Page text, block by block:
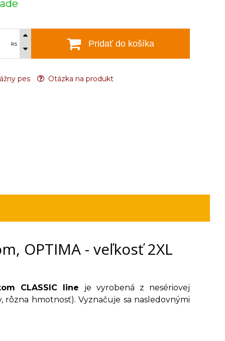
ks Pridať do košíka
pes Otázka na produkt
OPTIMA - veľkosť 2XL
CLASSIC line je vyrobená z nesériovej
rôzna hmotnosť). Vyznačuje sa nasledovnými